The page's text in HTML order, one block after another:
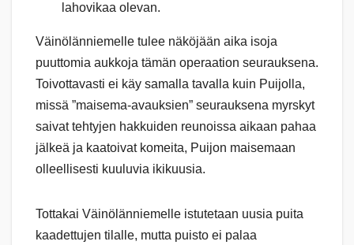
lahovikaa olevan.
Väinölänniemelle tulee näköjään aika isoja
puuttomia aukkoja tämän operaation seurauksena.
Toivottavasti ei käy samalla tavalla kuin Puijolla,
missä ”maisema-avauksien” seurauksena myrskyt
saivat tehtyjen hakkuiden reunoissa aikaan pahaa
jälkeä ja kaatoivat komeita, Puijon maisemaan
olleellisesti kuuluvia ikikuusia.
Tottakai Väinölänniemelle istutetaan uusia puita
kaadettujen tilalle, mutta puisto ei palaa